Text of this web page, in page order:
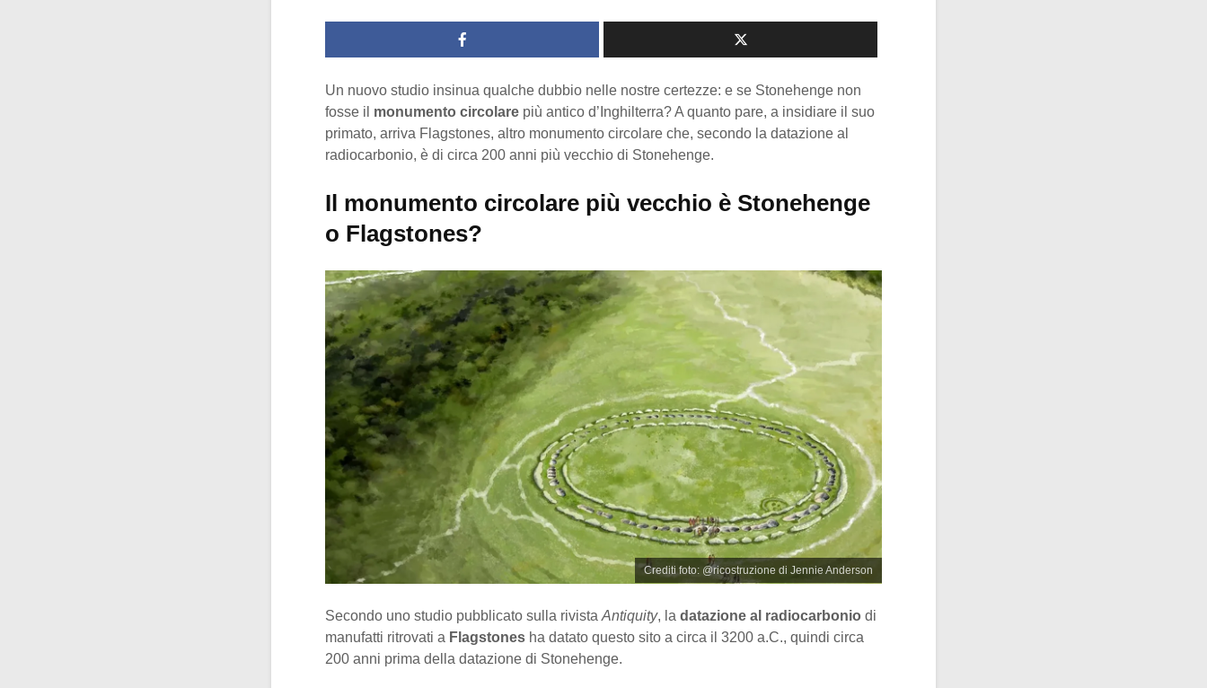
Un nuovo studio insinua qualche dubbio nelle nostre certezze: e se Stonehenge non
fosse il monumento circolare più antico d’Inghilterra? A quanto pare, a insidiare il suo
primato, arriva Flagstones, altro monumento circolare che, secondo la datazione al
radiocarbonio, è di circa 200 anni più vecchio di Stonehenge.
Il monumento circolare più vecchio è Stonehenge
o Flagstones?
Crediti foto: @ricostruzione di Jennie Anderson
Secondo uno studio pubblicato sulla rivista Antiquity, la datazione al radiocarbonio di
manufatti ritrovati a Flagstones ha datato questo sito a circa il 3200 a.C., quindi circa
200 anni prima della datazione di Stonehenge.